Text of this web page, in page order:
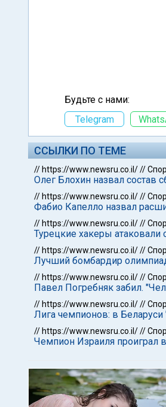
Будьте с нами:
Telegram
ССЫЛКИ ПО ТЕМЕ
// https://www.newsru.co.il///
Олег Блохин назвал состав
// https://www.newsru.co.il///
Фабио Капелло назвал
// https://www.newsru.co.il///
Турецкие хакеры атаковали
// https://www.newsru.co.il///
Лучший бомбардир
// https://www.newsru.co.il///
Павел Погребняк забил.
// https://www.newsru.co.il///
Лига чемпионов: в
// https://www.newsru.co.il///
Чемпион Израиля проиграл